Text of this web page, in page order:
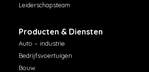
Leiderschapsteam
Producten & Diensten
Auto – industrie
Bedrijfsvoertuigen
Bouw